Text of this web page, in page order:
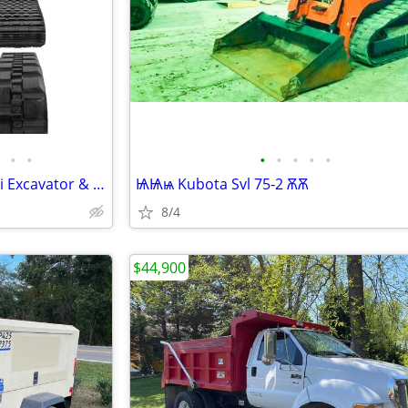
• •
Rubber Tracks - Skid Steer, Mini Excavator & More | Best Prices
• • • • •
ѨѨѩ Kubota Svl 75-2 ѪѪ
8/4
$44,900